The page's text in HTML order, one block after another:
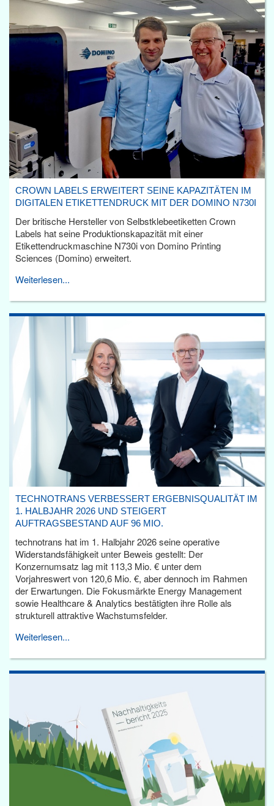
CROWN LABELS ERWEITERT SEINE KAPAZITÄTEN IM
DIGITALEN ETIKETTENDRUCK MIT DER DOMINO N730I
Der britische Hersteller von Selbstklebeetiketten Crown
Labels hat seine Produktionskapazität mit einer
Etikettendruckmaschine N730i von Domino Printing
Sciences (Domino) erweitert.
Weiterlesen...
TECHNOTRANS VERBESSERT ERGEBNISQUALITÄT IM
1. HALBJAHR 2026 UND STEIGERT
AUFTRAGSBESTAND AUF 96 MIO.
technotrans hat im 1. Halbjahr 2026 seine operative
Widerstandsfähigkeit unter Beweis gestellt: Der
Konzernumsatz lag mit 113,3 Mio. € unter dem
Vorjahreswert von 120,6 Mio. €, aber dennoch im Rahmen
der Erwartungen. Die Fokusmärkte Energy Management
sowie Healthcare & Analytics bestätigten ihre Rolle als
strukturell attraktive Wachstumsfelder.
Weiterlesen...